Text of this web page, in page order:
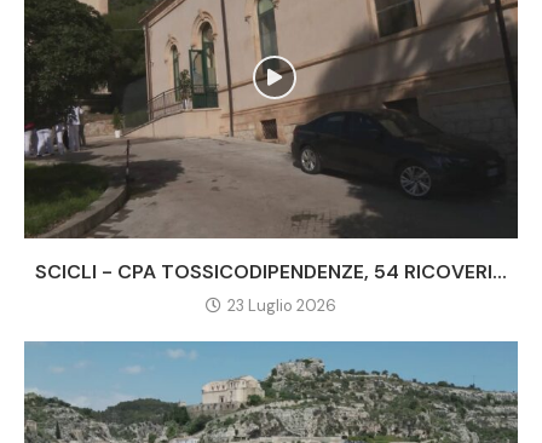
SCICLI - CPA TOSSICODIPENDENZE, 54 RICOVERI...
23 Luglio 2026